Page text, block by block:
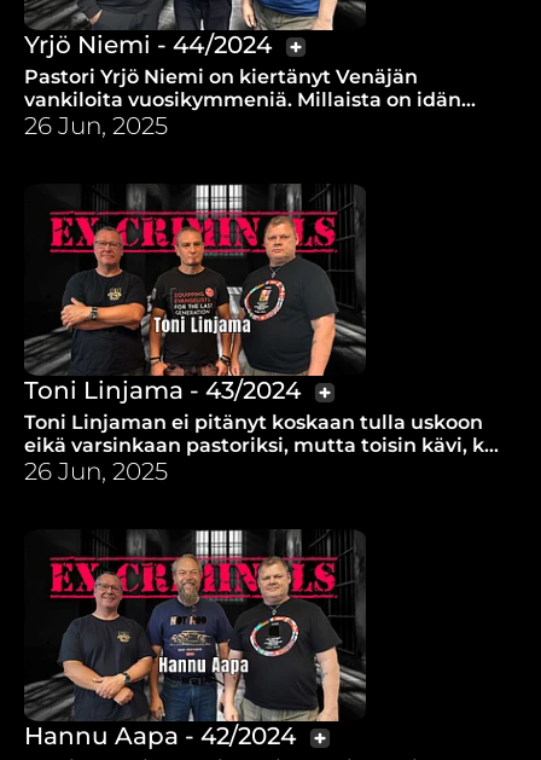
Yrjö Niemi - 44/2024
Pastori Yrjö Niemi on kiertänyt Venäjän
vankiloita vuosikymmeniä. Millaista on idän
linnoissa ja miten Jumalan kohtaaminen on
muuttanut vankeja?
26 Jun, 2025
Toni Linjama - 43/2024
Toni Linjaman ei pitänyt koskaan tulla uskoon
eikä varsinkaan pastoriksi, mutta toisin kävi, kun
kaveri yötä päivää puhui Jeesuksesta.
26 Jun, 2025
Hannu Aapa - 42/2024